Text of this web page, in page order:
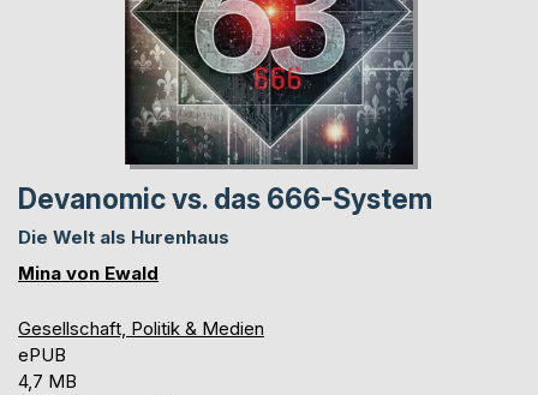
Devanomic vs. das 666-System
Die Welt als Hurenhaus
Mina von Ewald
Gesellschaft, Politik & Medien
ePUB
4,7 MB